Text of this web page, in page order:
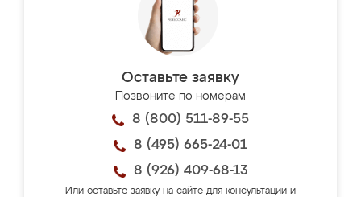
Оставьте заявку
Позвоните по номерам
8 (800) 511-89-55
8 (495) 665-24-01
8 (926) 409-68-13
Или оставьте заявку на сайте для консультации и